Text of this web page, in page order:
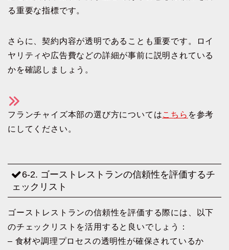
る重要な指標です。
さらに、契約内容が透明であることも重要です。ロイ
ヤリティや広告費などの詳細が事前に説明されている
かを確認しましょう。
フランチャイズ本部の選び方についてはこちら を参考
にしてください。
6-2. ゴーストレストランの信頼性を評価するチ
ェックリスト
ゴーストレストランの信頼性を評価する際には、以下
のチェックリストを活用すると良いでしょう：
– 食材や調理プロセスの透明性が確保されているか